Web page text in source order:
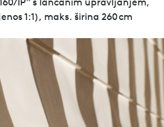
1:1), maks. širina 260 cm